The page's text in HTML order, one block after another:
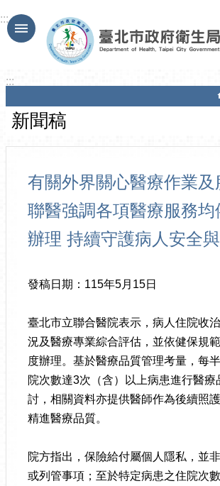
跳到主要內容區塊
:::
:::
新聞稿
有關外界關心醫療作業及
聯醫強調各項醫療服務均
辦理 持續守護病人安全
發稿日期：115年5月15日
臺北市立聯合醫院表示，病人住院收
況及醫療專業綜合評估，並依健保規
度辦理。基於醫療品質管理考量，每
院次數達3次（含）以上病患進行醫療
討，相關資料亦提供醫師作為後續照
精進醫療品質。
院方指出，保險給付屬個人隱私，並
或列管事項；至於特定病患之住院次